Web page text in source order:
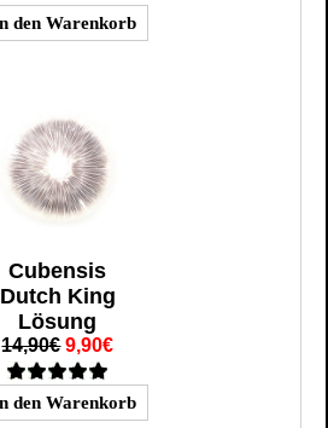
Cubensis
Dutch King
Lösung
14,90€ 9,90€